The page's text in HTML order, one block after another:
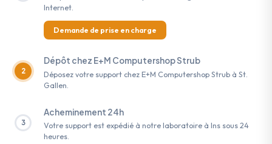
Internet.
Demande de prise en charge
2
Dépôt chez E+M Computershop Strub
Déposez votre support chez E+M Computershop Strub à St.
Gallen.
3
Acheminement 24h
Votre support est expédié à notre laboratoire à Ins sous 24
heures.